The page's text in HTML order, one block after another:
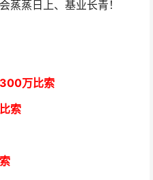
蒸蒸日上、基业长青！
万比索
索